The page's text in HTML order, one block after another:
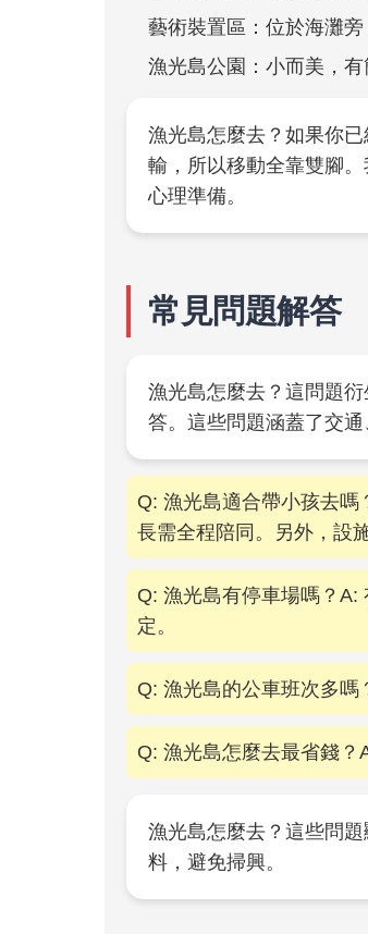
藝術裝置區：位於海灘旁
漁光島公園：小而美，有
漁光島怎麼去？如果你
輸，所以移動全靠雙腳
心理準備。
常見問題解答
漁光島怎麼去？這問題
答。這些問題涵蓋了交
Q: 漁光島適合帶小孩去
長需全程陪同。另外，設
Q: 漁光島有停車場嗎？A:
定。
Q: 漁光島的公車班次多嗎
Q: 漁光島怎麼去最省錢？
漁光島怎麼去？這些問
料，避免掃興。